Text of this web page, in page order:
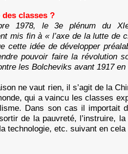
classes ?
1978, le 3e plénum du
mis fin à « l’axe de la lutte de
cette idée de développer
pouvoir faire la révolution
les Bolcheviks avant 1917 en
ne vaut rien, il s’agit de la
qui a vaincu les classes
Dans son cas il importait
de la pauvreté, l’instruire,
technologie, etc. suivant en